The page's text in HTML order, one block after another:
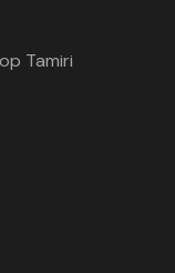
Tamiri